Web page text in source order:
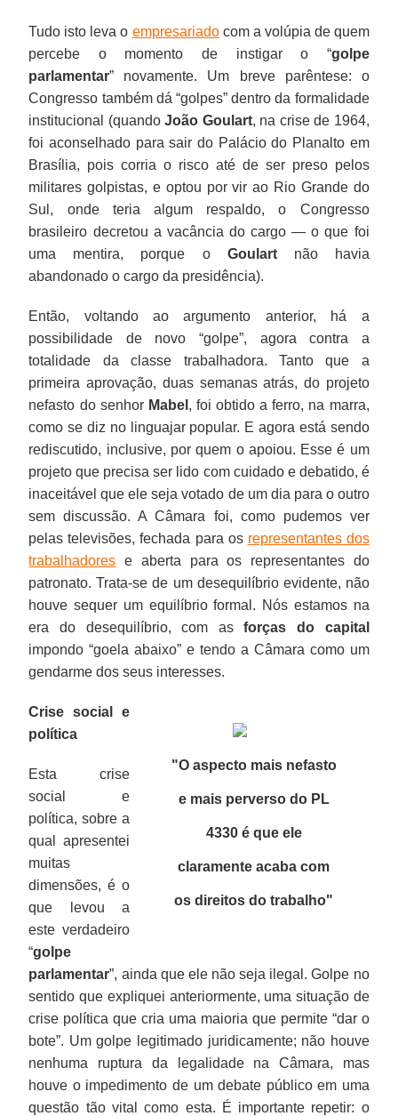
Tudo isto leva o empresariadocom a volúpia de quem
percebe o momento de instigar o “golpe
parlamentar” novamente. Um breve parêntese: o
Congresso também dá “golpes” dentro da formalidade
institucional (quandoJoão Goulart, na crise de 1964,
foi aconselhado para sair do Palácio do Planalto em
Brasília, pois corria o risco até de ser preso pelos
militares golpistas, e optou por vir ao Rio Grande do
Sul, onde teria algum respaldo, o Congresso
brasileiro decretou a vacância do cargo — o que foi
uma mentira, porque o Goulartnão havia
abandonado o cargo da presidência).
Então, voltando ao argumento anterior, há a
possibilidade de novo “golpe”, agora contra a
totalidade da classe trabalhadora. Tanto que a
primeira aprovação, duas semanas atrás, do projeto
nefasto do senhor Mabel , foi obtido a ferro, na marra,
como se diz no linguajar popular. E agora está sendo
rediscutido, inclusive, por quem o apoiou. Esse é um
projeto que precisa ser lido com cuidado e debatido, é
inaceitável que ele seja votado de um dia para o outro
sem discussão. A Câmara foi, como pudemos ver
pelas televisões, fechada para os representantes dos
trabalhadores e aberta para os representantes do
patronato. Trata-se de um desequilíbrio evidente, não
houve sequer um equilíbrio formal. Nós estamos na
era do desequilíbrio, com asforças do capital
impondo “goela abaixo” e tendo a Câmara como um
gendarme dos seus interesses.
"O aspecto mais nefasto
e mais perverso do PL
4330 é que ele
claramente acaba com
os direitos do trabalho"
Crise social e
política
Esta crise
social e
política, sobre a
qual apresentei
muitas
dimensões, é o
que levou a
este verdadeiro
“golpe
parlamentar”, ainda que ele não seja ilegal. Golpe no
sentido que expliquei anteriormente, uma situação de
crise política que cria uma maioria que permite “dar o
bote”. Um golpe legitimado juridicamente; não houve
nenhuma ruptura da legalidade na Câmara, mas
houve o impedimento de um debate público em uma
questão tão vital como esta. É importante repetir: o